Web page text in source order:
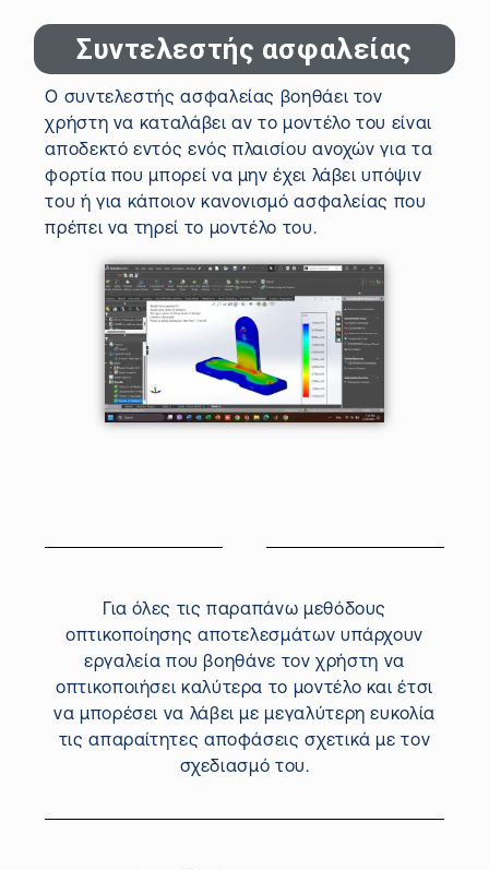
Συντελεστής ασφαλείας
Ο συντελεστής ασφαλείας βοηθάει τον
χρήστη να καταλάβει αν το μοντέλο του είναι
αποδεκτό εντός ενός πλαισίου ανοχών για τα
φορτία που μπορεί να μην έχει λάβει υπόψιν
του ή για κάποιον κανονισμό ασφαλείας που
πρέπει να τηρεί το μοντέλο του.
Για όλες τις παραπάνω μεθόδους
οπτικοποίησης αποτελεσμάτων υπάρχουν
εργαλεία που βοηθάνε τον χρήστη να
οπτικοποιήσει καλύτερα το μοντέλο και έτσι
να μπορέσει να λάβειμε μεγαλύτερη ευκολία
τις απαραίτητες αποφάσεις σχετικά με τον
σχεδιασμό του.